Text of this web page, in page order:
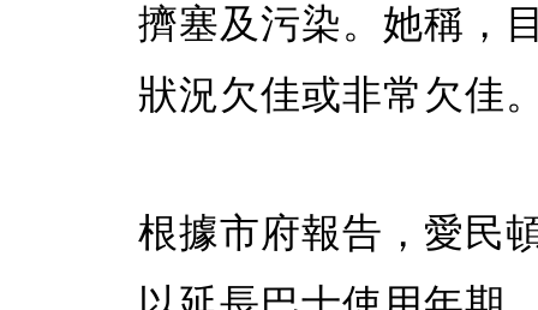
擠塞及污染。她稱，
狀況欠佳或非常欠佳
根據市府報告，愛民